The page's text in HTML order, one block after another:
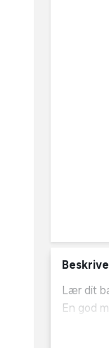
Lær dit
En god